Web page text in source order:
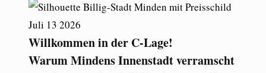
Juli 13 2026
Willkommen in der C-Lage!
Warum Mindens Innenstadt verramscht